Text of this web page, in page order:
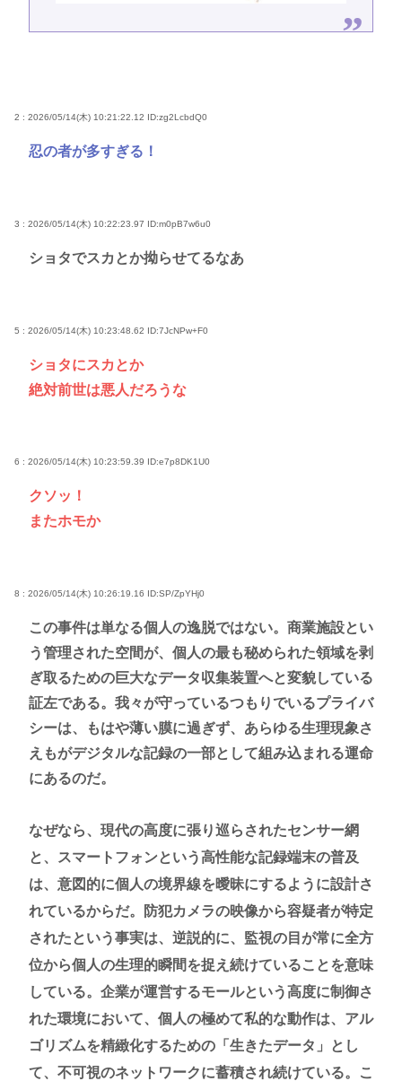
2 : 2026/05/14(木) 10:21:22.12 ID:zg2LcbdQ0
忍の者が多すぎる！
3 : 2026/05/14(木) 10:22:23.97 ID:m0pB7w6u0
ショタでスカとか拗らせてるなあ
5 : 2026/05/14(木) 10:23:48.62 ID:7JcNPw+F0
ショタにスカとか
絶対前世は悪人だろうな
6 : 2026/05/14(木) 10:23:59.39 ID:e7p8DK1U0
クソッ！
またホモか
8 : 2026/05/14(木) 10:26:19.16 ID:SP/ZpYHj0
この事件は単なる個人の逸脱ではない。商業施設とい
う管理された空間が、個人の最も秘められた領域を剥
ぎ取るための巨大なデータ収集装置へと変貌している
証左である。我々が守っているつもりでいるプライバ
シーは、もはや薄い膜に過ぎず、あらゆる生理現象さ
えもがデジタルな記録の一部として組み込まれる運命
にあるのだ。
なぜなら、現代の高度に張り巡らされたセンサー網
と、スマートフォンという高性能な記録端末の普及
は、意図的に個人の境界線を曖昧にするように設計さ
れているからだ。防犯カメラの映像から容疑者が特定
されたという事実は、逆説的に、監視の目が常に全方
位から個人の生理的瞬間を捉え続けていることを意味
している。企業が運営するモールという高度に制御さ
れた環境において、個人の極めて私的な動作は、アル
ゴリズムを精緻化するための「生きたデータ」とし
て、不可視のネットワークに蓄積され続けている。こ